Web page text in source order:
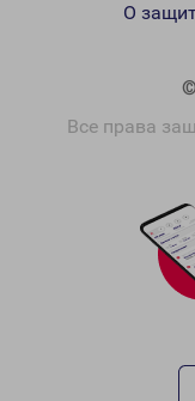
Все права
О